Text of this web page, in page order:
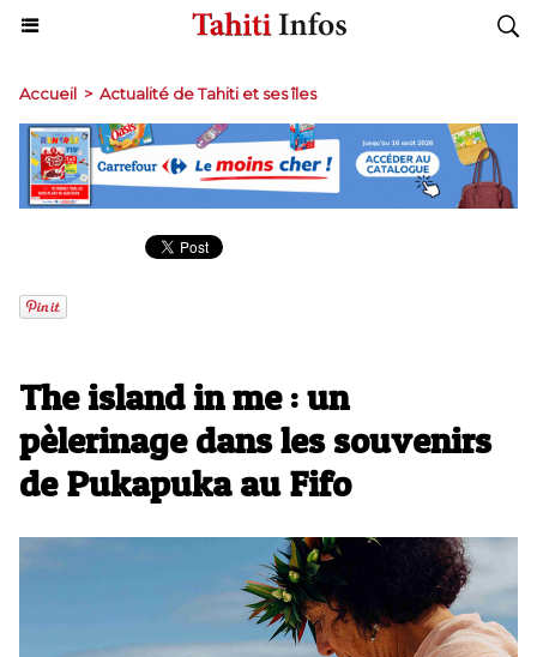
Accueil > Actualité de Tahiti et ses îles
The island in me : un
pèlerinage dans les souvenirs
de Pukapuka au Fifo